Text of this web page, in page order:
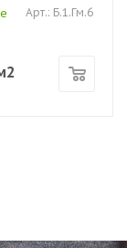
Арт.: Б.1.Гм.6